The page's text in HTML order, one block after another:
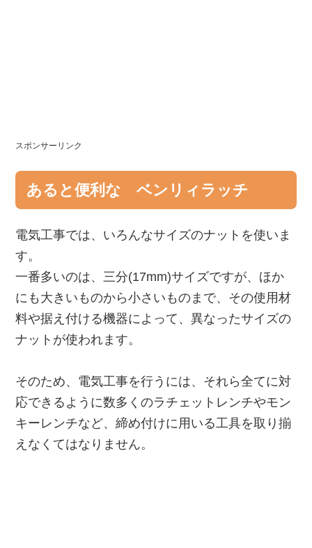
スポンサーリンク
あると便利な ベンリィラッチ
電気工事では、いろんなサイズのナットを使いま
す。
一番多いのは、三分(17mm)サイズですが、ほか
にも大きいものから小さいものまで、その使用材
料や据え付ける機器によって、異なったサイズの
ナットが使われます。
そのため、電気工事を行うには、それら全てに対
応できるように数多くのラチェットレンチやモン
キーレンチなど、締め付けに用いる工具を取り揃
えなくてはなりません。